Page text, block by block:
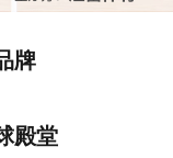
牌
殿堂